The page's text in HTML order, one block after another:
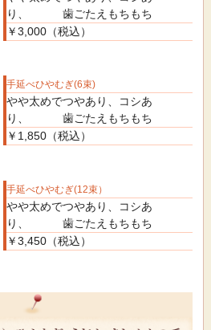
り、 歯ごたえもちもち
￥3,000（税込）
手延べひやむぎ(6束)
やや太めでつやあり、コシあ
り、 歯ごたえもちもち
￥1,850（税込）
手延べひやむぎ(12束）
やや太めでつやあり、コシあ
り、 歯ごたえもちもち
￥3,450（税込）